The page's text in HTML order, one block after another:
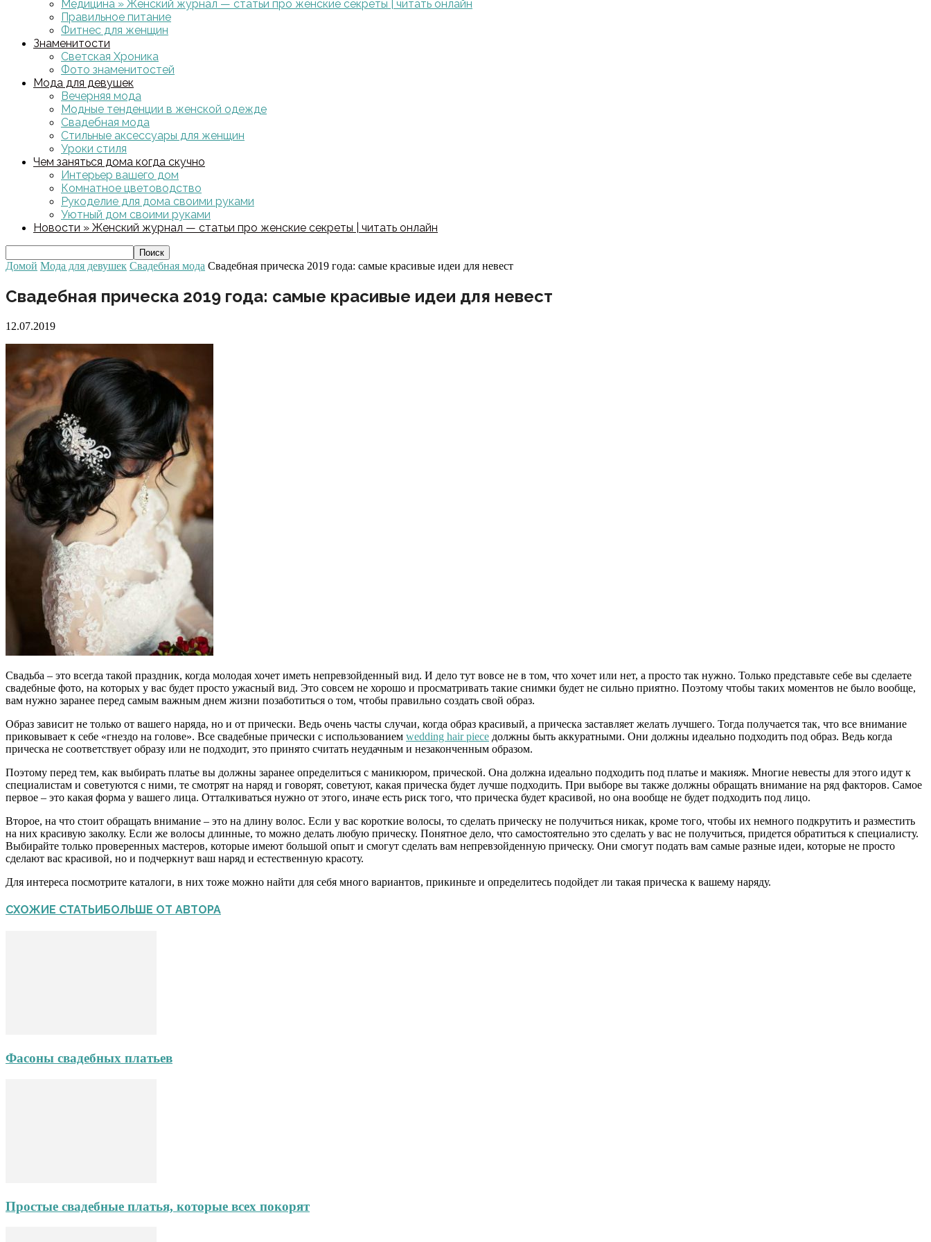
Медицина » Женский журнал — статьи про женские секреты | читать онлайн
Правильное питание
Фитнес для женщин
Знаменитости
Светская Хроника
Фото знаменитостей
Мода для девушек
Вечерняя мода
Модные тенденции в женской одежде
Свадебная мода
Стильные аксессуары для женщин
Уроки стиля
Чем заняться дома когда скучно
Интерьер вашего дом
Комнатное цветоводство
Рукоделие для дома своими руками
Уютный дом своими руками
Новости » Женский журнал — статьи про женские секреты | читать онлайн
Домой Мода для девушек Свадебная мода Свадебная прическа 2019 года: самые красивые идеи для невест
Свадебная прическа 2019 года: самые красивые идеи для невест
12.07.2019
Свадьба – это всегда такой праздник, когда молодая хочет иметь непревзойденный вид. И дело тут вовсе не в том, что хочет или нет, а просто так нужно. Только представьте себе вы сделаете
свадебные фото, на которых у вас будет просто ужасный вид. Это совсем не хорошо и просматривать такие снимки будет не сильно приятно. Поэтому чтобы таких моментов не было вообще,
вам нужно заранее перед самым важным днем жизни позаботиться о том, чтобы правильно создать свой образ.
Образ зависит не только от вашего наряда, но и от прически. Ведь очень часты случаи, когда образ красивый, а прическа заставляет желать лучшего. Тогда получается так, что все внимание
приковывает к себе «гнездо на голове». Все свадебные прически с использованием wedding hair piece должны быть аккуратными. Они должны идеально подходить под образ. Ведь когда
прическа не соответствует образу или не подходит, это принято считать неудачным и незаконченным образом.
Поэтому перед тем, как выбирать платье вы должны заранее определиться с маникюром, прической. Она должна идеально подходить под платье и макияж. Многие невесты для этого идут к
специалистам и советуются с ними, те смотрят на наряд и говорят, советуют, какая прическа будет лучше подходить. При выборе вы также должны обращать внимание на ряд факторов. Самое
первое – это какая форма у вашего лица. Отталкиваться нужно от этого, иначе есть риск того, что прическа будет красивой, но она вообще не будет подходить под лицо.
Второе, на что стоит обращать внимание – это на длину волос. Если у вас короткие волосы, то сделать прическу не получиться никак, кроме того, чтобы их немного подкрутить и разместить
на них красивую заколку. Если же волосы длинные, то можно делать любую прическу. Понятное дело, что самостоятельно это сделать у вас не получиться, придется обратиться к специалисту.
Выбирайте только проверенных мастеров, которые имеют большой опыт и смогут сделать вам непревзойденную прическу. Они смогут подать вам самые разные идеи, которые не просто
сделают вас красивой, но и подчеркнут ваш наряд и естественную красоту.
Для интереса посмотрите каталоги, в них тоже можно найти для себя много вариантов, прикиньте и определитесь подойдет ли такая прическа к вашему наряду.
СХОЖИЕ СТАТЬИБОЛЬШЕ ОТ АВТОРА
Фасоны свадебных платьев
Простые свадебные платья, которые всех покорят